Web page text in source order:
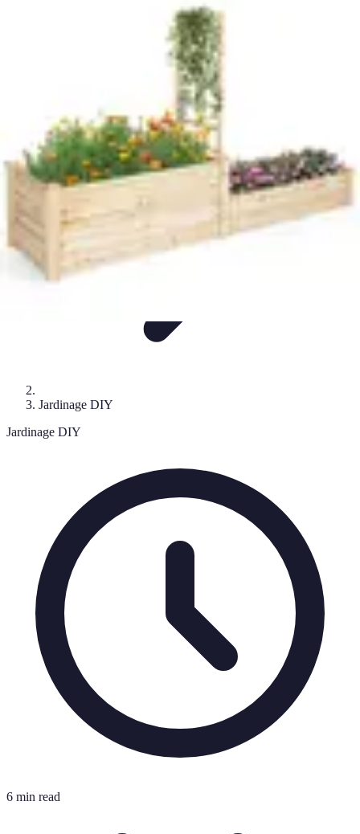
Peinture Bien-être
Jardinage DIY
Jardinage DIY
6 min read